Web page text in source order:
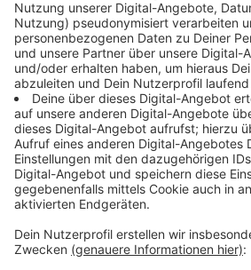
Vor allem bei den
erleichtert das laut
Vergleichen der Preise direkt am
gelten grundsätzlich nur noch ein
Liter als Mengeneinheiten für den
die Preise transparenter machen.
Supermärkte und Discounter auch
Gramm oder pro 100 Milliliter
Anzeige